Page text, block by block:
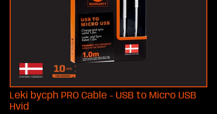
Leki bycph PRO Cable - USB to Micro USB
Hvid